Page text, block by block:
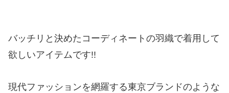
バッチリと決めたコーディネートの羽織で着用して
欲しいアイテムです!!
現代ファッションを網羅する東京ブランドのような